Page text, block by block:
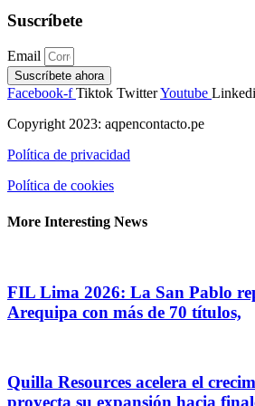
Suscríbete
Email
Suscríbete ahora
Facebook-f Tiktok TwitterYoutube
Copyright 2023: aqpencontacto.pe
Política de privacidad
Política de cookies
More Interesting News
FIL Lima 2026: La San Pablo
Arequipa con más de 70 títulos,
Quilla Resources acelera el
proyecta su expansión hacia